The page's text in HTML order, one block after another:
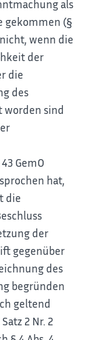
als
gekommen (§
nicht, wenn die
der
die
des
worden sind
GemO
hat,
die
der
gegenüber
des
begründen
geltend
2 Nr. 2